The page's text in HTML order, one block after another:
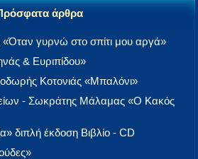
άρθρα
γυρνώ στο σπίτι μου αργά»
& Ευριπίδου»
Κοτονιάς «Μπαλόνι»
- Σωκράτης Μάλαμας «Ο Κακός
διπλή έκδοση Βιβλίο - CD